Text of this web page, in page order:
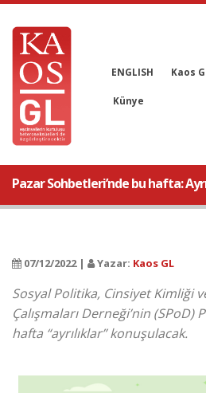
ENGLISH Kaos
Künye
Pazar Sohbetleri’nde bu hafta:
07/12/2022 | Yazar: Kaos GL
Sosyal Politika, Cinsiyet Kimliği
Çalışmaları Derneği’nin (SPoD)
hafta “ayrılıklar” konuşulacak.